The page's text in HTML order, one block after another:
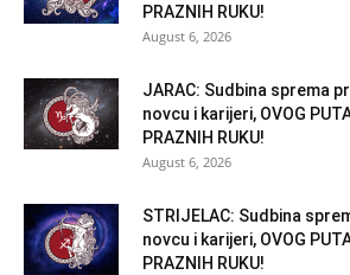
PRAZNIH RUKU!
August 6, 2026
JARAC: Sudbina sprema
novcu i karijeri, OVOG
PRAZNIH RUKU!
August 6, 2026
STRIJELAC: Sudbina
novcu i karijeri, OVOG
PRAZNIH RUKU!